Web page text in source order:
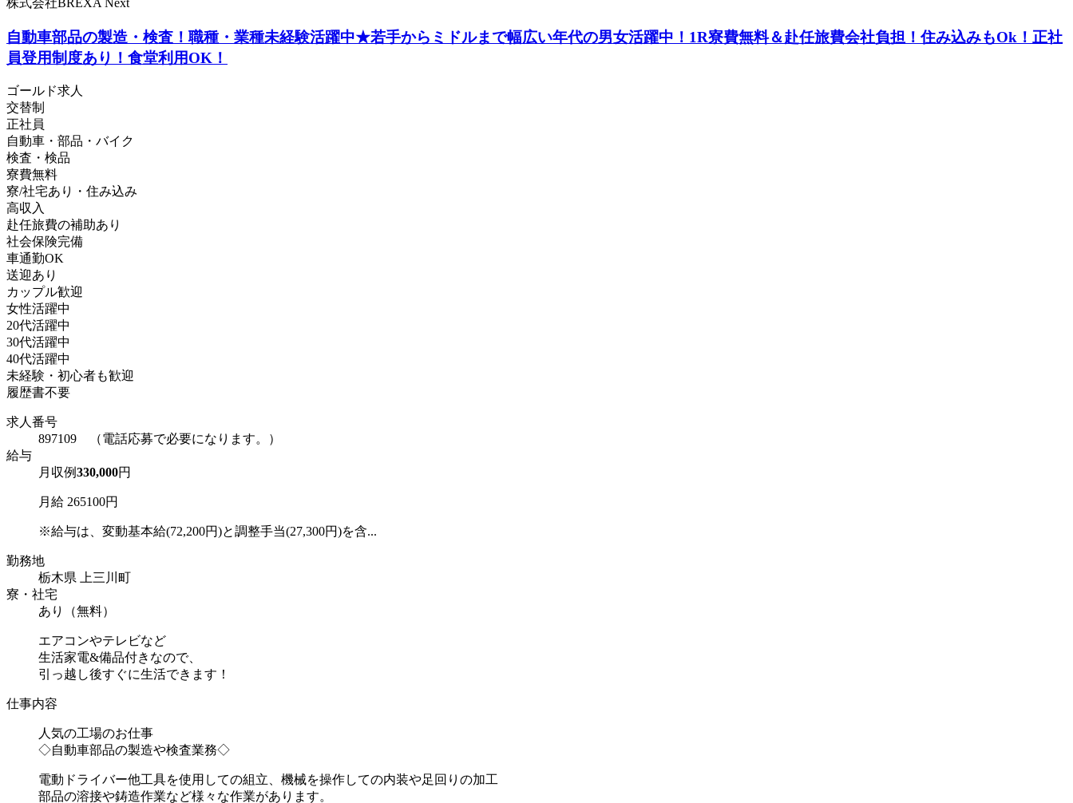
自動車部品の製造・検査！職種・業種未経験活躍中★若手からミドルまで幅広い年代の男女活躍中！1R寮費無料＆赴任旅費会社負担！住み込みもOk！正社
員登用制度あり！食堂利用OK！
ゴールド求人
交替制
正社員
自動車・部品・バイク
検査・検品
寮費無料
寮/社宅あり・住み込み
高収入
赴任旅費の補助あり
社会保険完備
車通勤OK
送迎あり
カップル歓迎
女性活躍中
20代活躍中
30代活躍中
40代活躍中
未経験・初心者も歓迎
履歴書不要
求人番号
897109 （電話応募で必要になります。）
給与
月収例330,000円
月給 265100円
※給与は、変動基本給(72,200円)と調整手当(27,300円)を含...
勤務地
栃木県 上三川町
寮・社宅
あり（無料）
エアコンやテレビなど
生活家電&備品付きなので、
引っ越し後すぐに生活できます！
仕事内容
人気の工場のお仕事
◇自動車部品の製造や検査業務◇
電動ドライバー他工具を使用しての組立、機械を操作しての内装や足回りの加工
部品の溶接や鋳造作業など様々な作業があります。